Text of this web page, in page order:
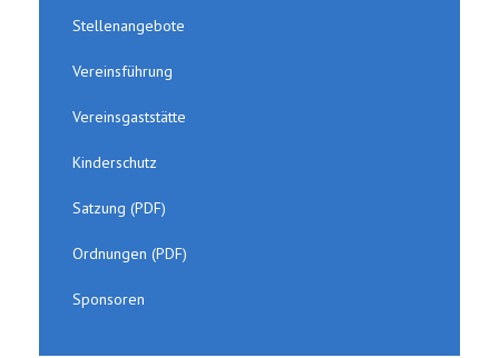
Stellenangebote
Vereinsführung
Vereinsgaststätte
Kinderschutz
Satzung (PDF)
Ordnungen (PDF)
Sponsoren